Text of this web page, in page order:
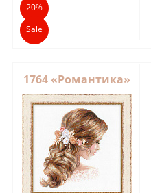
20%
Sale
1764 «Романтика»